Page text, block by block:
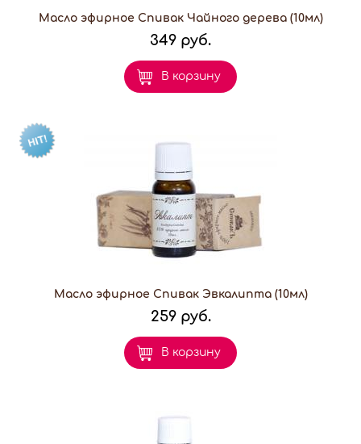
Масло эфирное Спивак Чайного дерева (10мл)
349 руб.
В корзину
Масло эфирное Спивак Эвкалипта (10мл)
259 руб.
В корзину